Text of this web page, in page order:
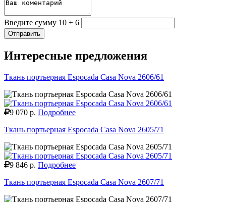
Введите сумму 10 + 6
Отправить
Интересные предложения
Ткань портьерная Espocada Casa Nova 2606/61
9 070 р. Подробнее
Ткань портьерная Espocada Casa Nova 2605/71
9 846 р. Подробнее
Ткань портьерная Espocada Casa Nova 2607/71